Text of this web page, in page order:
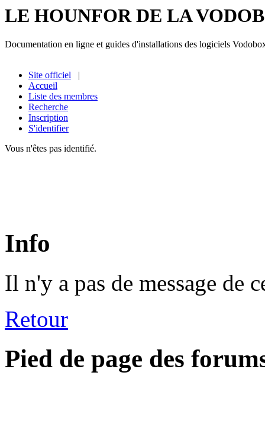
LE HOUNFOR DE LA
Documentation en ligne et guides d'installations des logiciels
Site officiel |
Accueil
Liste des membres
Recherche
Inscription
S'identifier
Vous n'êtes pas identifié.
Info
Il n'y a pas de message de
Retour
Pied de page des